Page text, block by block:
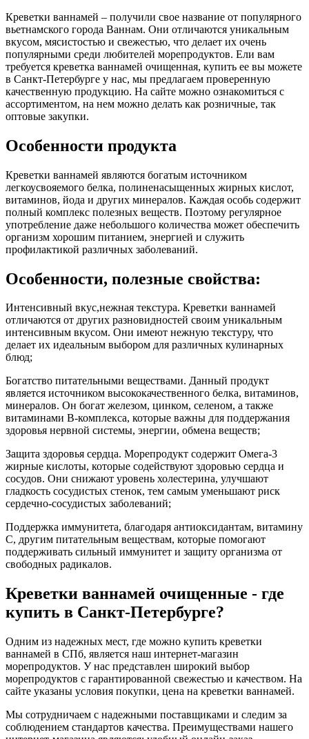
Креветки ваннамей – получили свое название от популярного
вьетнамского города Ваннам. Они отличаются уникальным
вкусом, мясистостью и свежестью, что делает их очень
популярными среди любителей морепродуктов. Ели вам
требуется креветка ваннамей очищенная, купить ее вы можете
в Санкт-Петербурге у нас, мы предлагаем проверенную
качественную продукцию. На сайте можно ознакомиться с
ассортиментом, на нем можно делать как розничные, так
оптовые закупки.
Особенности продукта
Креветки ваннамей являются богатым источником
легкоусвояемого белка, полиненасыщенных жирных кислот,
витаминов, йода и других минералов. Каждая особь содержит
полный комплекс полезных веществ. Поэтому регулярное
употребление даже небольшого количества может обеспечить
организм хорошим питанием, энергией и служить
профилактикой различных заболеваний.
Особенности, полезные свойства:
Интенсивный вкус,нежная текстура. Креветки ваннамей
отличаются от других разновидностей своим уникальным
интенсивным вкусом. Они имеют нежную текстуру, что
делает их идеальным выбором для различных кулинарных
блюд;
Богатство питательными веществами. Данный продукт
является источником высококачественного белка, витаминов,
минералов. Он богат железом, цинком, селеном, а также
витаминами B-комплекса, которые важны для поддержания
здоровья нервной системы, энергии, обмена веществ;
Защита здоровья сердца. Морепродукт содержит Омега-3
жирные кислоты, которые содействуют здоровью сердца и
сосудов. Они снижают уровень холестерина, улучшают
гладкость сосудистых стенок, тем самым уменьшают риск
сердечно-сосудистых заболеваний;
Поддержка иммунитета, благодаря антиоксидантам, витамину
С, другим питательным веществам, которые помогают
поддерживать сильный иммунитет и защиту организма от
свободных радикалов.
Креветки ваннамей очищенные - где
купить в Санкт-Петербурге?
Одним из надежных мест, где можно купить креветки
ваннамей в СПб, является наш интернет-магазин
морепродуктов. У нас представлен широкий выбор
морепродуктов с гарантированной свежестью и качеством. На
сайте указаны условия покупки, цена на креветки ваннамей.
Мы сотрудничаем с надежными поставщиками и следим за
соблюдением стандартов качества. Преимуществами нашего